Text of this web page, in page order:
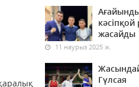
Мемлекеттік
алмаған
мүмкіндік берілді
09 тамыз 2026 ж.
жасайды
11 наурыз 2025 ж.
Гүлсая